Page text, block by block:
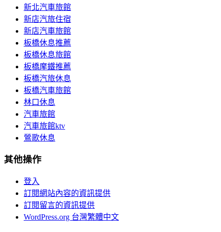
新北汽車旅館
新店汽旅住宿
新店汽車旅館
板橋休息推薦
板橋休息旅館
板橋摩鐵推薦
板橋汽旅休息
板橋汽車旅館
林口休息
汽車旅館
汽車旅館ktv
鶯歌休息
其他操作
登入
訂閱網站內容的資訊提供
訂閱留言的資訊提供
WordPress.org 台灣繁體中文